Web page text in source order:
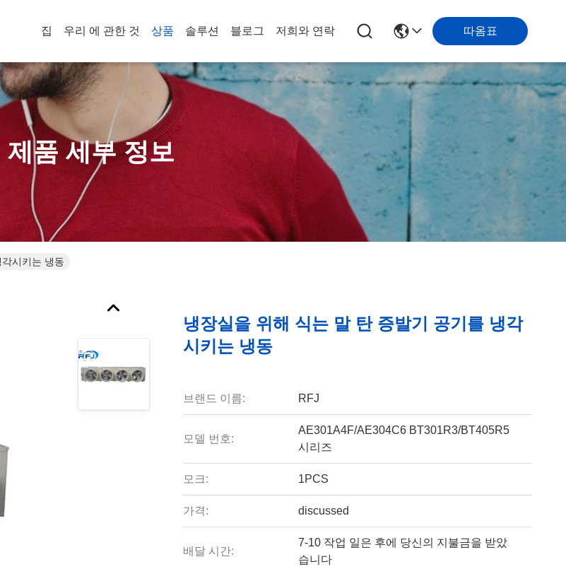
집 우리 에 관한 것 상품 솔루션 블로그 저희와 연락 따옴표
제품 세부 정보
시키는 냉동
냉장실을 위해 식는 말 탄 증발기 공기를 냉각
시키는 냉동
브랜드 이름: RFJ
모델 번호:
AE301A4F/AE304C6 BT301R3/BT405R5
시리즈
모크: 1PCS
가격: discussed
배달 시간:
7-10 작업 일은 후에 당신의 지불금을 받았
습니다